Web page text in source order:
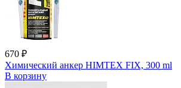
670 ₽
Химический анкер HIMTEX FIX, 300 ml
В корзину